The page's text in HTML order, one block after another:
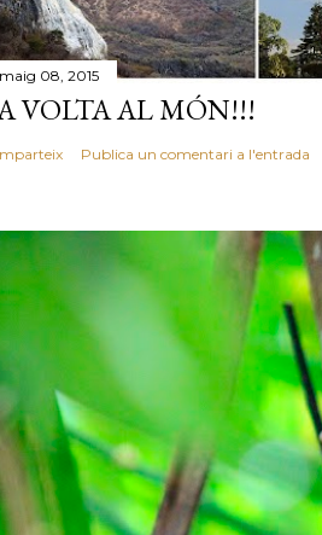
08, 2015
VOLTA AL MÓN!!!
Publica un comentari a l'entrada